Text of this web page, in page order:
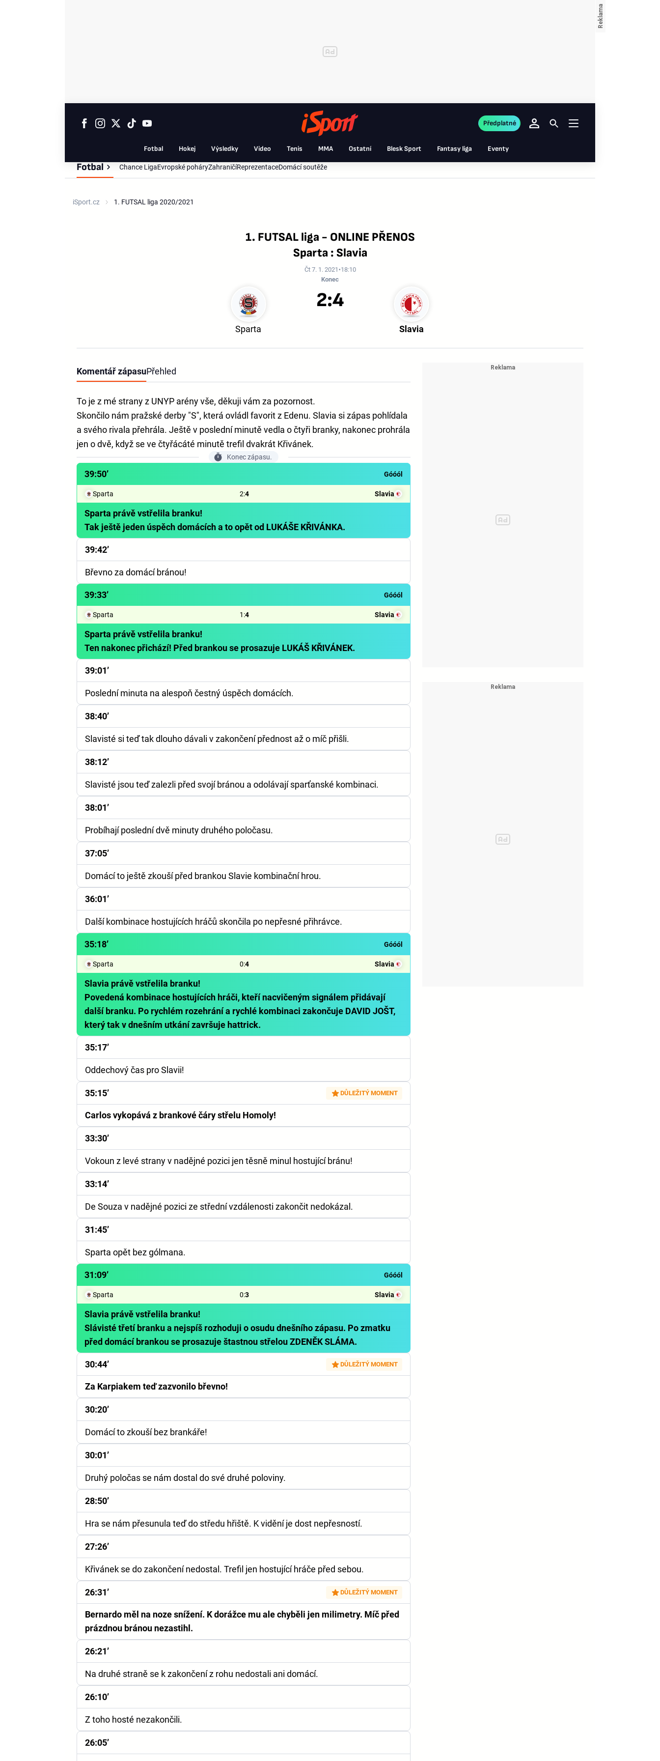
Fotbal Hokej Výsledky Video Tenis MMA Ostatní Blesk Sport Fantasy liga Eventy
Předplatné
Fotbal Chance LigaEvropské poháryZahraničíReprezentaceDomácí soutěže
iSport.cz 1. FUTSAL liga 2020/2021
1. FUTSAL liga - ONLINE PŘENOS
Sparta : Slavia
Čt 7. 1. 2021 18:10
Konec
Sparta Slavia
2:4
Komentář zápasuPřehled
To je z mé strany z UNYP arény vše, děkuji vám za pozornost.
Skončilo nám pražské derby "S", která ovládl favorit z Edenu. Slavia si zápas pohlídala
a svého rivala přehrála. Ještě v poslední minutě vedla o čtyři branky, nakonec prohrála
jen o dvě, když se ve čtyřácáté minutě trefil dvakrát Křivánek.
Konec zápasu.
39:50’ Góóól
Sparta 2:4 Slavia
Sparta právě vstřelila branku!
Tak ještě jeden úspěch domácích a to opět od LUKÁŠE KŘIVÁNKA.
39:42’
Břevno za domácí bránou!
39:33’ Góóól
Sparta 1 :4 Slavia
Sparta právě vstřelila branku!
Ten nakonec přichází! Před brankou se prosazuje LUKÁŠ KŘIVÁNEK.
39:01’
Poslední minuta na alespoň čestný úspěch domácích.
38:40’
Slavisté si teď tak dlouho dávali v zakončení přednost až o míč přišli.
38:12’
Slavisté jsou teď zalezli před svojí bránou a odolávají sparťanské kombinaci.
38:01’
Probíhají poslední dvě minuty druhého poločasu.
37:05’
Domácí to ještě zkouší před brankou Slavie kombinační hrou.
36:01’
Další kombinace hostujících hráčů skončila po nepřesné přihrávce.
35:18’ Góóól
Sparta 0:4 Slavia
Slavia právě vstřelila branku!
Povedená kombinace hostujících hráči, kteří nacvičeným signálem přidávají
další branku. Po rychlém rozehrání a rychlé kombinaci zakončuje DAVID JOŠT,
který tak v dnešním utkání završuje hattrick.
35:17’
Oddechový čas pro Slavii!
35:15’ DŮLEŽITÝ MOMENT
Carlos vykopává z brankové čáry střelu Homoly!
33:30’
Vokoun z levé strany v nadějné pozici jen těsně minul hostující bránu!
33:14’
De Souza v nadějné pozici ze střední vzdálenosti zakončit nedokázal.
31:45’
Sparta opět bez gólmana.
31:09’ Góóól
Sparta 0:3 Slavia
Slavia právě vstřelila branku!
Slávisté třetí branku a nejspíš rozhoduji o osudu dnešního zápasu. Po zmatku
před domácí brankou se prosazuje štastnou střelou ZDENĚK SLÁMA.
30:44’ DŮLEŽITÝ MOMENT
Za Karpiakem teď zazvonilo břevno!
30:20’
Domácí to zkouší bez brankáře!
30:01’
Druhý poločas se nám dostal do své druhé poloviny.
28:50’
Hra se nám přesunula teď do středu hřiště. K vidění je dost nepřesností.
27:26’
Křivánek se do zakončení nedostal. Trefil jen hostující hráče před sebou.
26:31’ DŮLEŽITÝ MOMENT
Bernardo měl na noze snížení. K dorážce mu ale chyběli jen milimetry. Míč před
prázdnou bránou nezastihl.
26:21’
Na druhé straně se k zakončení z rohu nedostali ani domácí.
26:10’
Z toho hosté nezakončili.
26:05’